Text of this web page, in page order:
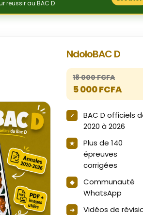
reussir au BAC D
NdoloBAC D
18 000 FCFA
5 000 FCFA
BAC D officiels
2020 à 2026
Plus de 140
épreuves
corrigées
Communauté
WhatsApp
Vidéos de